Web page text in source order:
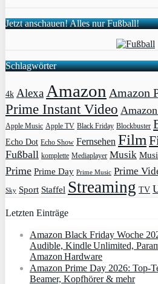
Jetzt anschauen! Alles nur Fußball!
Schlagwörter
4k AlexaAmazon Amazon
Prime Instant Video
Apple Music Apple TV Black Friday Blockbuster
Echo Dot Echo Show Fernsehen Film
Fußball komplette Mediaplayer Musik
Prime Prime Day Prime Music Prime
Sky Sport Staffel Streaming TV
Letzten Einträge
Amazon Black Friday Woche
Audible, Kindle Unlimited,
Amazon Hardware
Amazon Prime Day 2026: Top-
Beamer, Kopfhörer & mehr